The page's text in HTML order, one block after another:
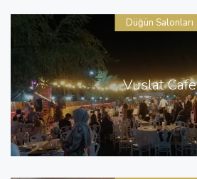
Vuslat Cafe
Düğün Salonları